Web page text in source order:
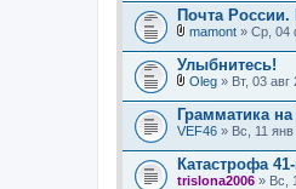
л
о
ж
е
н
и
Почта
л
о
ж
е
н
и
mamont » Ср, 04
Улыбнитесь!
л
о
ж
е
н
и
Oleg » Вт, 03 авг
Грамматика
VEF46 » Вс, 11
Катастрофа
trislona2006 » Вс,